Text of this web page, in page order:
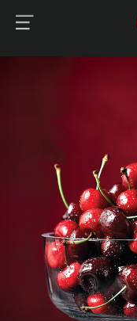
매거진 상세보기